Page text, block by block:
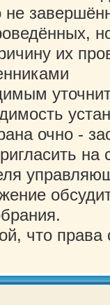
их
очно -
на
что права